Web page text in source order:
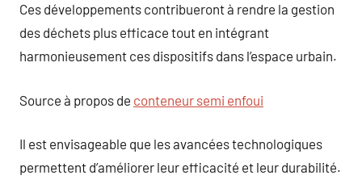
Ces développements contribueront à rendre la gestion
des déchets plus efficace tout en intégrant
harmonieusement ces dispositifs dans l’espace urbain.
Source à propos de conteneur semi enfoui
Il est envisageable que les avancées technologiques
permettent d’améliorer leur efficacité et leur durabilité.